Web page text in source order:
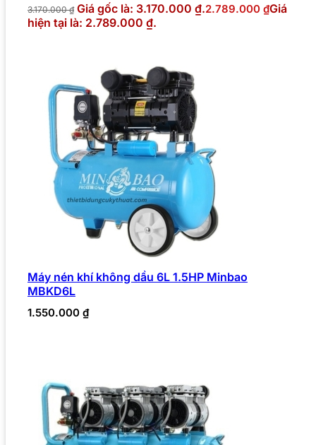
3.170.000₫ Giá gốc là: 3.170.000 ₫.2.789.000 ₫Giá
hiện tại là: 2.789.000 ₫.
Máy nén khí không dầu 6L 1.5HP Minbao
MBKD6L
1.550.000 ₫